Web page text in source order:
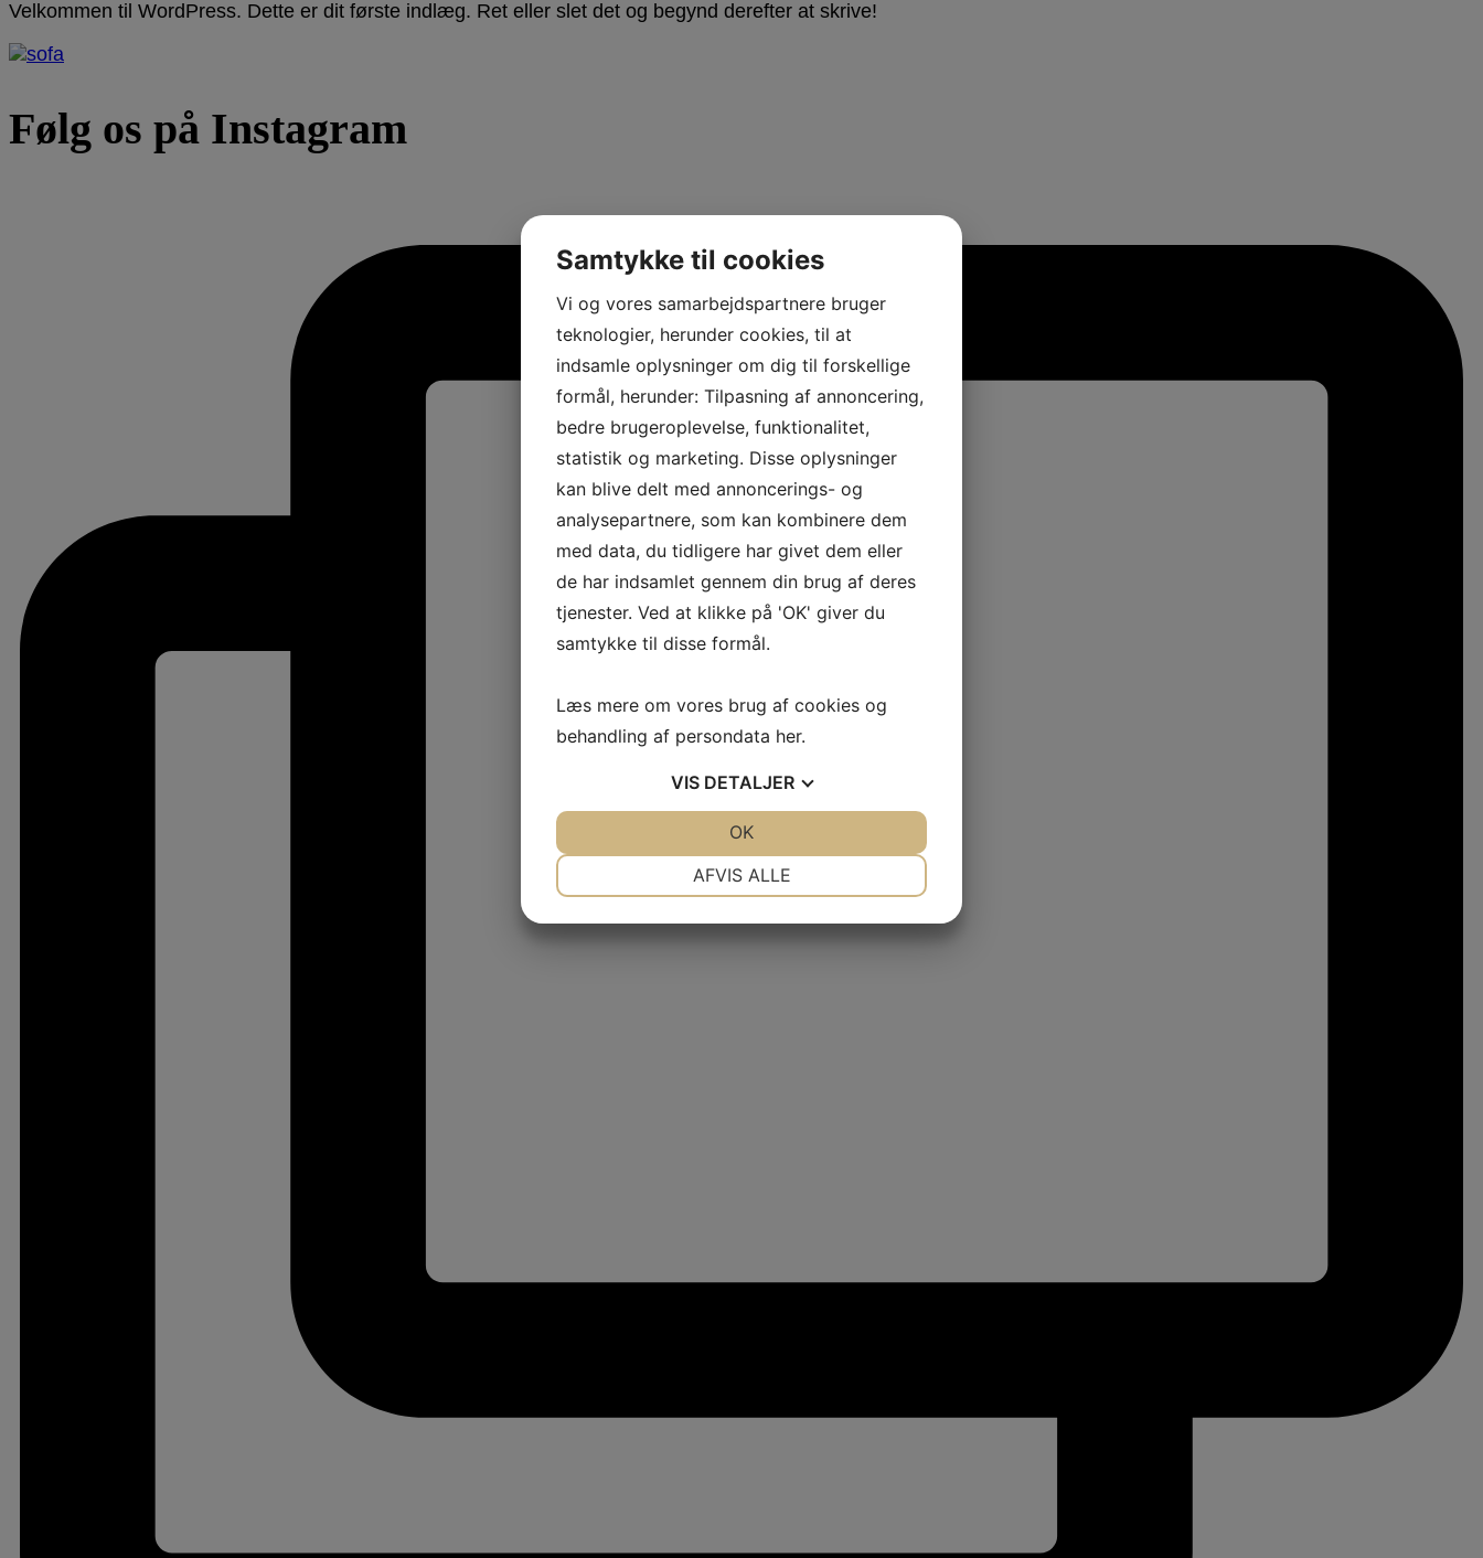
Velkommen til WordPress. Dette er dit første indlæg. Ret eller slet det og begynd derefter at skrive!
Følg os på Instagram
Samtykke til cookies
Vi og vores samarbejdspartnere bruger
teknologier, herunder cookies, til at
indsamle oplysninger om dig til forskellige
formål, herunder: Tilpasning af annoncering,
bedre brugeroplevelse, funktionalitet,
statistik og marketing. Disse oplysninger
kan blive delt med annoncerings- og
analysepartnere, som kan kombinere dem
med data, du tidligere har givet dem eller
de har indsamlet gennem din brug af deres
tjenester. Ved at klikke på 'OK' giver du
samtykke til disse formål.
Læs mere om vores brug af cookies og
behandling af persondata her.
VIS DETALJER
AFVIS ALLE
OK